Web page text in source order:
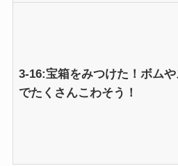
3-16:宝箱をみつけた！ボム
でたくさんこわそう！